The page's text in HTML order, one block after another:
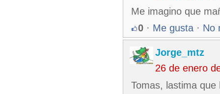
Me imagino que
0 · Me gusta · No
Jorge_mtz
26 de enero
Tomas, lastima